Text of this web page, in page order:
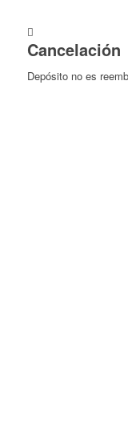
Cancelación
Depósito no es